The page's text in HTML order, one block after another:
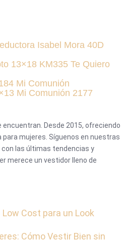
Isabel Mora 40D
13×18 KM335 Te Quiero
Mi Comunión
Mi Comunión 2177
encuentran. Desde 2015, ofreciendo
mujeres. Síguenos en nuestras
las últimas tendencias y
merece un vestidor lleno de
Cost para un Look
Cómo Vestir Bien sin